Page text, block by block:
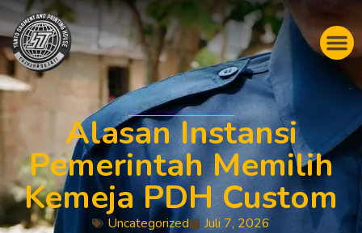
Alasan Instansi
Pemerintah Memilih
Kemeja PDH Custom
Uncategorized Juli 7, 2026